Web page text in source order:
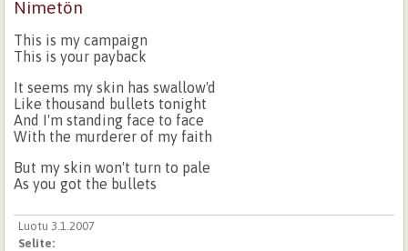
Nimetön
This is my campaign
This is your payback
It seems my skin has swallow'd
Like thousand bullets tonight
And I'm standing face to face
With the murderer of my faith
But my skin won't turn to pale
As you got the bullets
Luotu 3.1.2007
Selite: